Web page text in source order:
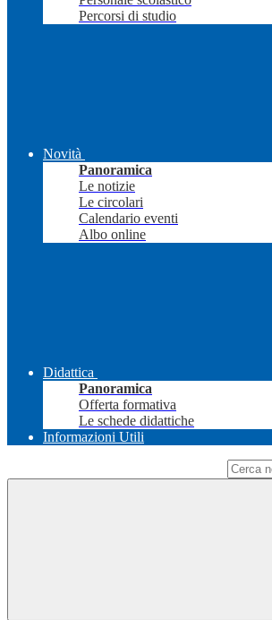
Percorsi di studio
Novità
Panoramica
Le notizie
Le circolari
Calendario eventi
Albo online
Didattica
Panoramica
Offerta formativa
Le schede didattiche
Informazioni Utili